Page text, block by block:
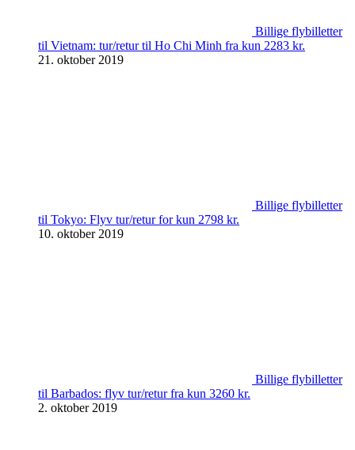
Billige flybilletter
til Vietnam: tur/retur til Ho Chi Minh fra kun 2283 kr.
21. oktober 2019
Billige flybilletter
til Tokyo: Flyv tur/retur for kun 2798 kr.
10. oktober 2019
Billige flybilletter
til Barbados: flyv tur/retur fra kun 3260 kr.
2. oktober 2019